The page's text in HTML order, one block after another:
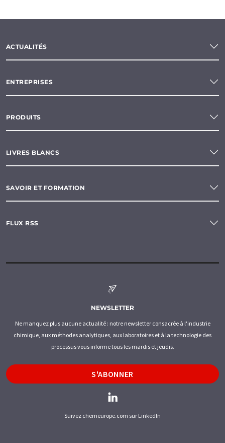
ACTUALITÉS
ENTREPRISES
PRODUITS
LIVRES BLANCS
SAVOIR ET FORMATION
FLUX RSS
NEWSLETTER
Ne manquez plus aucune actualité : notre newsletter consacrée à l'industrie
chimique, aux méthodes analytiques, aux laboratoires et à la technologie des
processus vous informe tous les mardis et jeudis.
S'ABONNER
Suivez chemeurope.com sur LinkedIn